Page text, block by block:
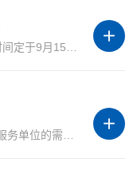
2019年中医院招聘劳务派遣人员笔试时间定于9月15日上午9:00—11:00进行。考生凭本人有效身份证于9月10至9月11日（上午8：00—11:30，下午2:30—5:30）到安徽省百佳信人力资源服务有限责任公司...
本公司受服务单位庐江县中医院委托，根据服务单位的需要，面向社会公开招聘42名劳务派遣人员，现就公开招聘有关要求公告如下： 、招聘计划及要求 科室 ...